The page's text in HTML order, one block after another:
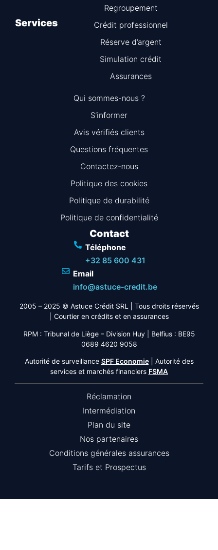
Services
Regroupement
Crédit professionnel
Réserve d’argent
Simulation crédit
Assurances
Information
Qui sommes-nous ?
S’informer
Avis vérifiés clients
Questions fréquentes
Contactez-nous
Politique des cookies
Politique de durabilité
Politique de confidentialité
Contact
Téléphone
+32 85 600 431
Email
info@astuce-credit.be
2005 – 2025 © Astuce Crédit SRL
| Tous droits réservés
Courtier en crédits et en assurances
RPM : Tribunal de Liège – Division Huy | Belfius : BE95
0689 4620 9058
Autorité de surveillance SPF Economie| Autorité des
services et marchés financiers FSMA
Réclamation
Intermédiation
Plan du site
Nos partenaires
Conditions générales assurances
Tarifs et Prospectus